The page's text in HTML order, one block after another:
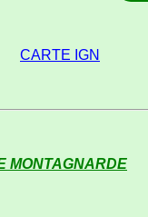
CARTE IGN
MONTAGNARDE